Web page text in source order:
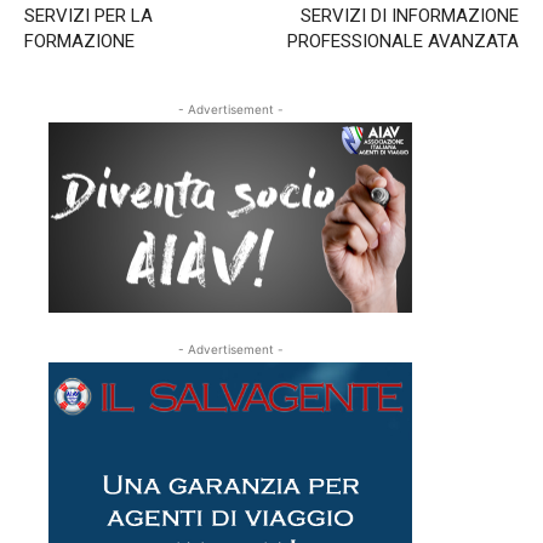
SERVIZI PER LA
FORMAZIONE
SERVIZI DI INFORMAZIONE
PROFESSIONALE AVANZATA
- Advertisement -
- Advertisement -